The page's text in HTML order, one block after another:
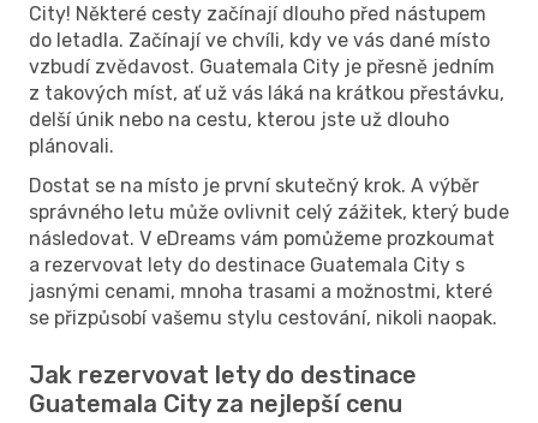
City! Některé cesty začínají dlouho před nástupem
do letadla. Začínají ve chvíli, kdy ve vás dané místo
vzbudí zvědavost. Guatemala City je přesně jedním
z takových míst, ať už vás láká na krátkou přestávku,
delší únik nebo na cestu, kterou jste už dlouho
plánovali.
Dostat se na místo je první skutečný krok. A výběr
správného letu může ovlivnit celý zážitek, který bude
následovat. V eDreams vám pomůžeme prozkoumat
a rezervovat lety do destinace Guatemala City s
jasnými cenami, mnoha trasami a možnostmi, které
se přizpůsobí vašemu stylu cestování, nikoli naopak.
Jak rezervovat lety do destinace
Guatemala City za nejlepší cenu